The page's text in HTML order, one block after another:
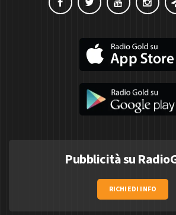
Pubblicità su
RICHIEDI INFO